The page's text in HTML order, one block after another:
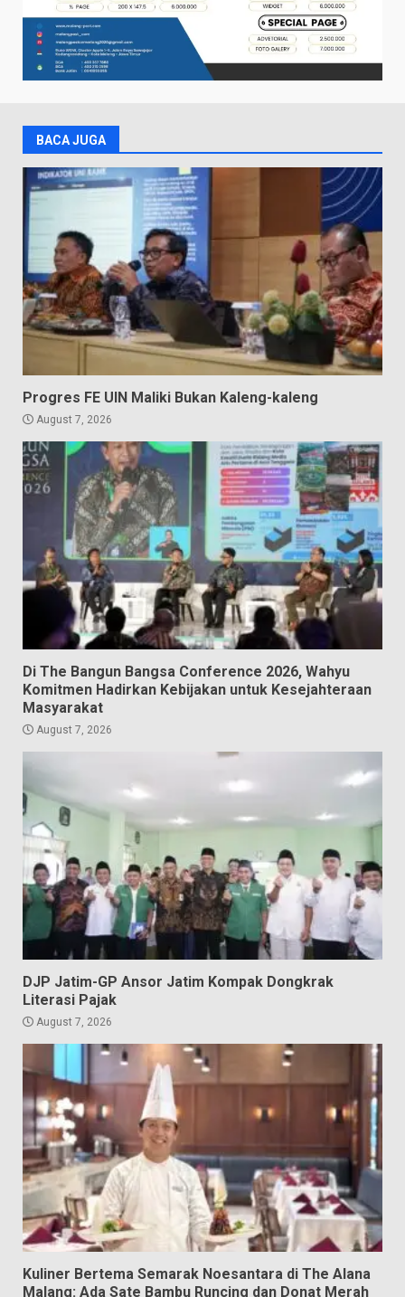
BACA JUGA
Progres FE UIN Maliki Bukan Kaleng-kaleng
August 7, 2026
Di The Bangun Bangsa Conference 2026, Wahyu
Komitmen Hadirkan Kebijakan untuk Kesejahteraan
Masyarakat
August 7, 2026
DJP Jatim-GP Ansor Jatim Kompak Dongkrak
Literasi Pajak
August 7, 2026
Kuliner Bertema Semarak Noesantara di The Alana
Malang: Ada Sate Bambu Runcing dan Donat Merah